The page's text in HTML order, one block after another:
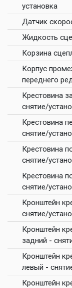
установка
Датчик
Жидкость
Корзина
Корпус
переднего
Крестовина
снятие/
Крестовина
снятие/
Крестовина
снятие/
Крестовина
снятие/
Кронштейн
снятие/
Кронштейн
задний -
Кронштейн
левый -
Кронштейн